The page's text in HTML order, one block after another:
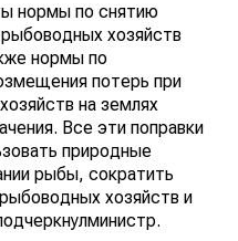
нормы по снятию
хозяйств
нормы по
потерь при
на землях
Все эти поправки
природные
рыбы, сократить
хозяйств и